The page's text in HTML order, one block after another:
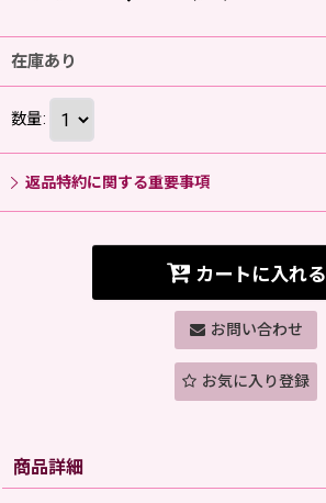
在庫あり
数量:
返品特約に関する重要事項
カートに入れる
お問い合わせ
お気に入り登録
商品詳細